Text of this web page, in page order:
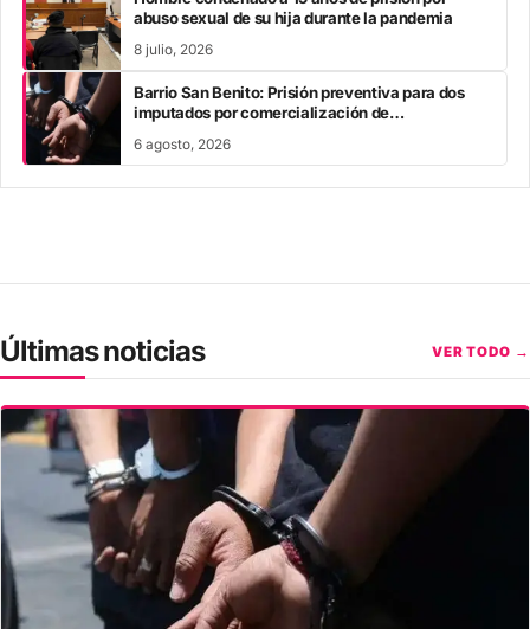
abuso sexual de su hija durante la pandemia
8 julio, 2026
Barrio San Benito: Prisión preventiva para dos
imputados por comercialización de
6 agosto, 2026
Últimas noticias VER TODO →